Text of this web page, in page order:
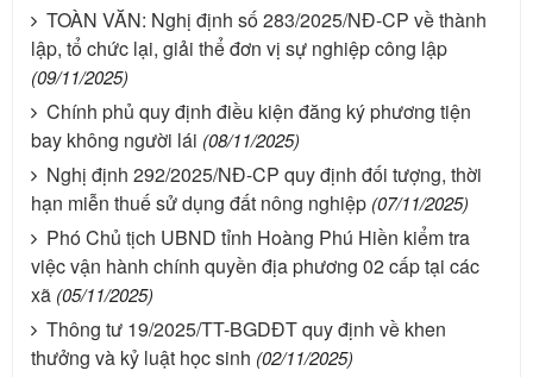
TOÀN VĂN: Nghị định số 283/2025/NĐ-CP về thành
lập, tổ chức lại, giải thể đơn vị sự nghiệp công lập
(09/11/2025)
Chính phủ quy định điều kiện đăng ký phương tiện
bay không người lái (08/11/2025)
Nghị định 292/2025/NĐ-CP quy định đối tượng, thời
hạn miễn thuế sử dụng đất nông nghiệp (07/11/2025)
Phó Chủ tịch UBND tỉnh Hoàng Phú Hiền kiểm tra
việc vận hành chính quyền địa phương 02 cấp tại các
xã (05/11/2025)
Thông tư 19/2025/TT-BGDĐT quy định về khen
thưởng và kỷ luật học sinh (02/11/2025)